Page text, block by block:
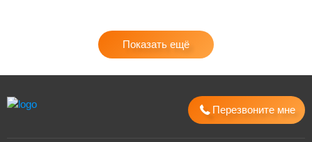
Показать ещё
Перезвоните мне